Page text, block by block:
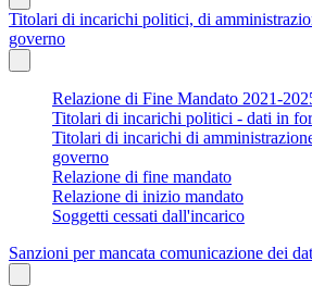
Titolari di incarichi politici, di
governo
Relazione di Fine Mandato 2021-
Titolari di incarichi politici - dati in
Titolari di incarichi di
governo
Relazione di fine mandato
Relazione di inizio mandato
Soggetti cessati dall'incarico
Sanzioni per mancata comunicazione dei